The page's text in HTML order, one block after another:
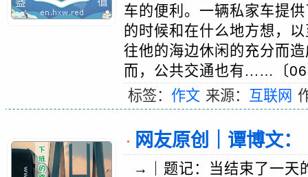
车的便利。一辆私家车提
的时候和在什么地方想，
往他的海边休闲的充分而
而，公共交通也有...…〔
标签： 作文 来源： 互联网
· 网友原创｜谭博文
→｜题记：当结束了一天